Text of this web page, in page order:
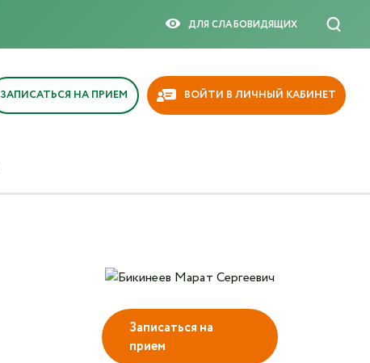
ДЛЯ СЛАБОВИДЯЩИX
ЗАПИСАТЬСЯ НА ПРИЕМ ВОЙТИ В ЛИЧНЫЙ КАБИНЕТ
Записаться на
прием